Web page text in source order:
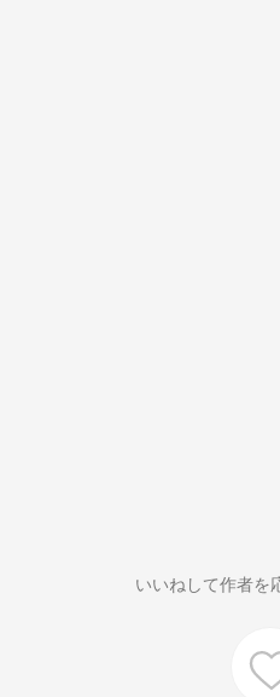
いいねして作者を